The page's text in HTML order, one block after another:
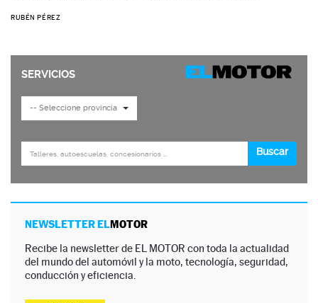
RUBÉN PÉREZ
NEWSLETTER ELMOTOR
Recibe la newsletter de EL MOTOR con toda la actualidad
del mundo del automóvil y la moto, tecnología, seguridad,
conducción y eficiencia.